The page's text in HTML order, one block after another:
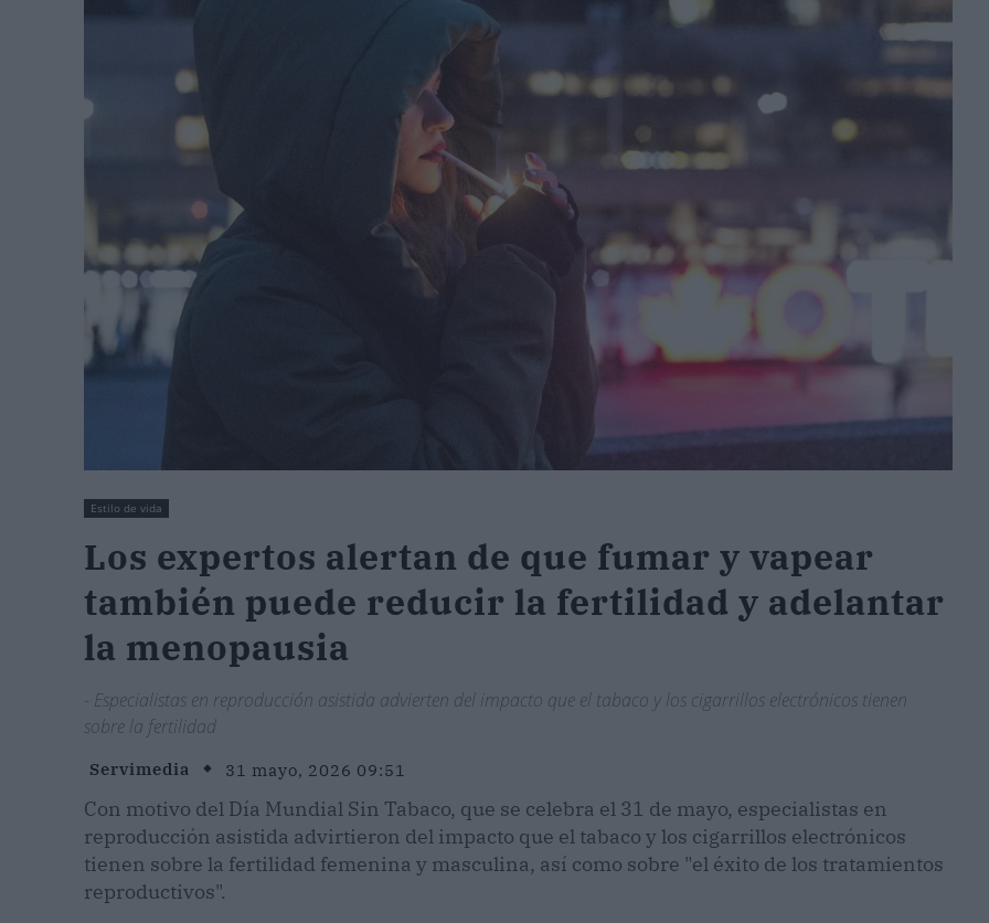
Estilo de vida
Los expertos alertan de que fumar y vapear
también puede reducir la fertilidad y adelantar
la menopausia
- Especialistas en reproducción asistida advierten del impacto que el tabaco y los cigarrillos electrónicos tienen
sobre la fertilidad
Servimedia 31 mayo, 2026 09:51
Con motivo del Día Mundial Sin Tabaco, que se celebra el 31 de mayo, especialistas en
reproducción asistida advirtieron del impacto que el tabaco y los cigarrillos electrónicos
tienen sobre la fertilidad femenina y masculina, así como sobre "el éxito de los tratamientos
reproductivos".